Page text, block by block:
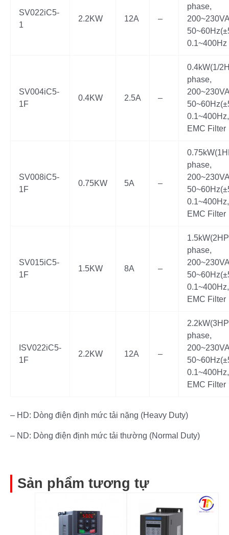
SV022iC5-
1
2.2KW 12A –
phase,
0.1~400Hz
SV004iC5-
1F
0.4KW 2.5A –
0.4kW(1/
phase,
EMC Filter
SV008iC5-
1F
0.75KW 5A –
phase,
EMC Filter
SV015iC5-
1F
1.5KW 8A –
phase,
EMC Filter
ISV022iC5-
1F
2.2KW 12A –
phase,
EMC Filter
– HD: Dòng điện định mức tải nặng (Heavy Duty)
– ND: Dòng điện định mức tải thường (Normal Duty)
Sản phẩm tương tự